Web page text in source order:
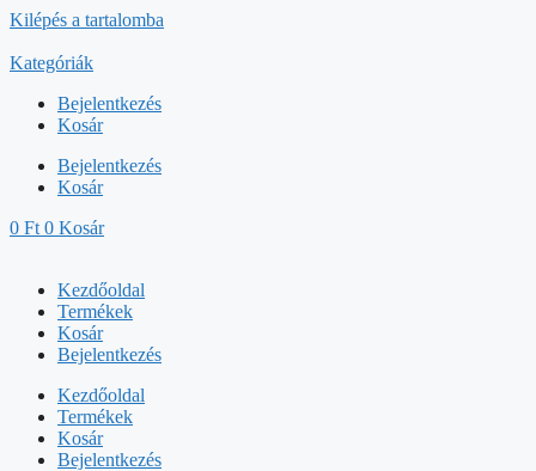
Kilépés a tartalomba
Kategóriák
Bejelentkezés
Kosár
Bejelentkezés
Kosár
0 Ft 0 Kosár
Kezdőoldal
Termékek
Kosár
Bejelentkezés
Kezdőoldal
Termékek
Kosár
Bejelentkezés